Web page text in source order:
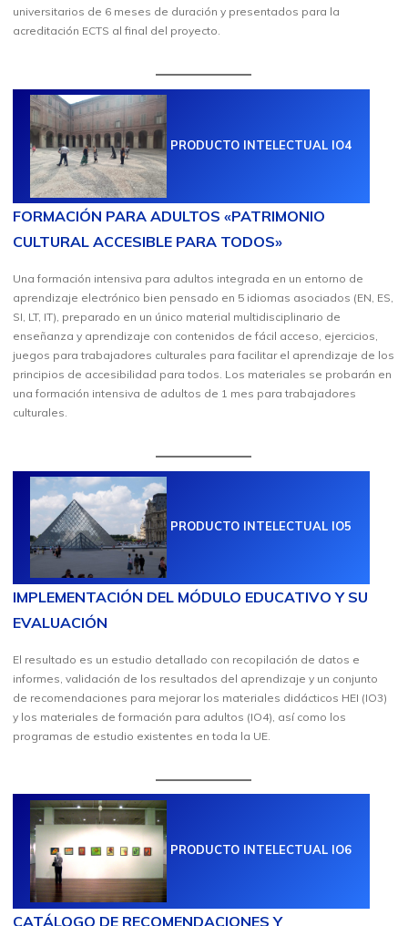
universitarios de 6 meses de duración y presentados para la
acreditación ECTS al final del proyecto.
PRODUCTO INTELECTUAL IO4
FORMACIÓN PARA ADULTOS «PATRIMONIO
CULTURAL ACCESIBLE PARA TODOS»
Una formación intensiva para adultos integrada en un entorno de
aprendizaje electrónico bien pensado en 5 idiomas asociados (EN, ES,
SI, LT, IT), preparado en un único material multidisciplinario de
enseñanza y aprendizaje con contenidos de fácil acceso, ejercicios,
juegos para trabajadores culturales para facilitar el aprendizaje de los
principios de accesibilidad para todos. Los materiales se probarán en
una formación intensiva de adultos de 1 mes para trabajadores
culturales.
PRODUCTO INTELECTUAL IO5
IMPLEMENTACIÓN DEL MÓDULO EDUCATIVO Y SU
EVALUACIÓN
El resultado es un estudio detallado con recopilación de datos e
informes, validación de los resultados del aprendizaje y un conjunto
de recomendaciones para mejorar los materiales didácticos HEI (IO3)
y los materiales de formación para adultos (IO4), así como los
programas de estudio existentes en toda la UE.
PRODUCTO INTELECTUAL IO6
CATÁLOGO DE RECOMENDACIONES Y